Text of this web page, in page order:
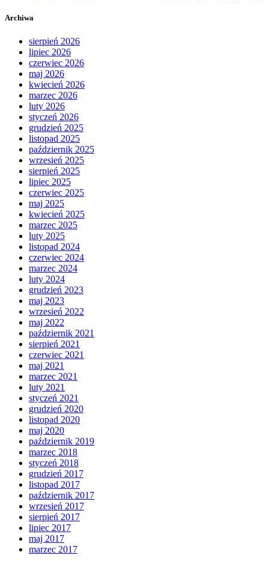
Archiwa
sierpień 2026
lipiec 2026
czerwiec 2026
maj 2026
kwiecień 2026
marzec 2026
luty 2026
styczeń 2026
grudzień 2025
listopad 2025
październik 2025
wrzesień 2025
sierpień 2025
lipiec 2025
czerwiec 2025
maj 2025
kwiecień 2025
marzec 2025
luty 2025
listopad 2024
czerwiec 2024
marzec 2024
luty 2024
grudzień 2023
maj 2023
wrzesień 2022
maj 2022
październik 2021
sierpień 2021
czerwiec 2021
maj 2021
marzec 2021
luty 2021
styczeń 2021
grudzień 2020
listopad 2020
maj 2020
październik 2019
marzec 2018
styczeń 2018
grudzień 2017
listopad 2017
październik 2017
wrzesień 2017
sierpień 2017
lipiec 2017
maj 2017
marzec 2017